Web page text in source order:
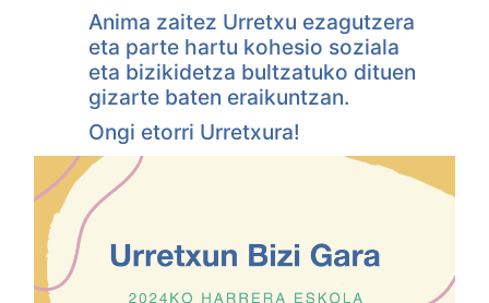
Anima zaitez Urretxu ezagutzera
eta parte hartu kohesio soziala
eta bizikidetza bultzatuko dituen
gizarte baten eraikuntzan.
Ongi etorri Urretxura!